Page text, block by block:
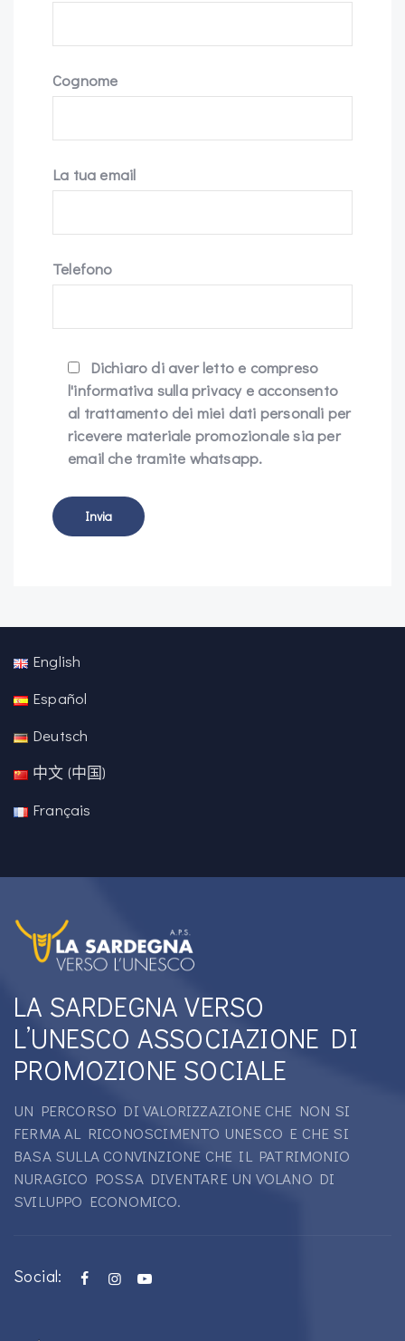
Cognome
La tua email
Telefono
Dichiaro di aver letto e compreso
l'informativa sulla privacy e acconsento
al trattamento dei miei dati personali per
ricevere materiale promozionale sia per
email che tramite whatsapp.
English
Español
Deutsch
中文 (中国)
Français
LA SARDEGNA VERSO
L’UNESCO ASSOCIAZIONE DI
PROMOZIONE SOCIALE
UN PERCORSO DI VALORIZZAZIONE CHE NON SI
FERMA AL RICONOSCIMENTO UNESCO E CHE SI
BASA SULLA CONVINZIONE CHE IL PATRIMONIO
NURAGICO POSSA DIVENTARE UN VOLANO DI
SVILUPPO ECONOMICO.
Social: